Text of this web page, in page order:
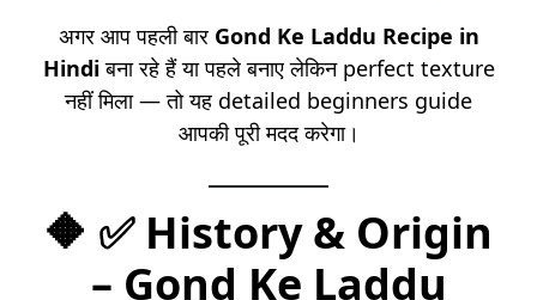
अगर आप पहली बार Gond Ke Laddu Recipe in
Hindiबना रहे हैं या पहले बनाए लेकिन perfect texture
नहीं मिला — तो यह detailed beginners guide
आपकी पूरी मदद करेगा।
🔶 ✅ History & Origin
– Gond Ke Laddu